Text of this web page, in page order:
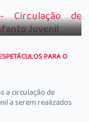
PARA O
a circulação de
a serem realizados